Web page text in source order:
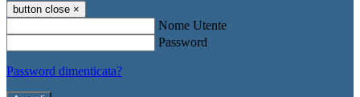
button close ×
Nome Utente
Password
Password dimenticata?